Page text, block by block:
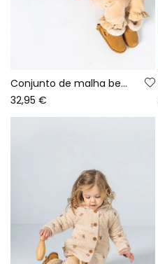
Conjunto de malha bebé menina rosa bordado de veados
32,95 €